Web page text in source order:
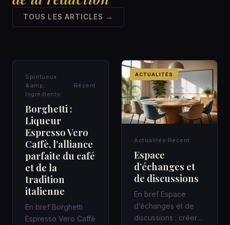
TOUS LES ARTICLES →
SPIRITUEUX &AMP;
Spiritueux
&amp;
Ingrédients
Récent
Borghetti :
Liqueur
Espresso Vero
Caffè, l’alliance
parfaite du café
et de la
tradition
italienne
En bref Borghetti
Espresso Vero Caffè
ACTUALITÉS
Actualités Récent
Espace
d’échanges et
de discussions
En bref Espace
d’échanges et de
discussions : créer